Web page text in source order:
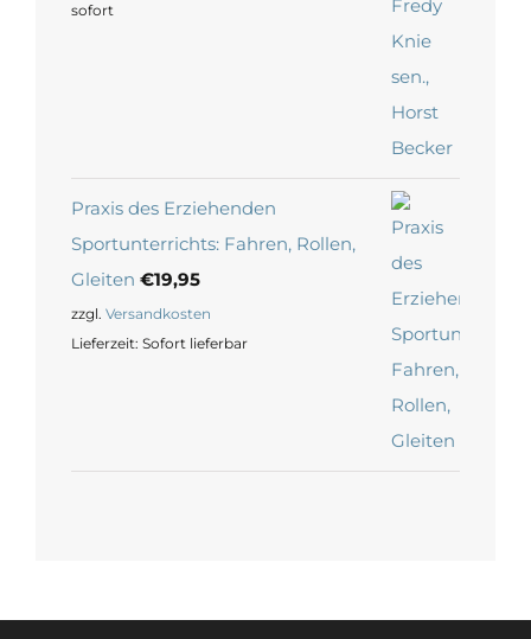
sofort
Praxis des Erziehenden
Sportunterrichts: Fahren, Rollen,
Gleiten €19,95
zzgl. Versandkosten
Lieferzeit: Sofort lieferbar